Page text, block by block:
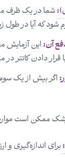
شما در یک ظرف
که آیا در
آن:این آزمایش
قرار دادن کاتتر
ممکن است
برای اندازه‌گیری و